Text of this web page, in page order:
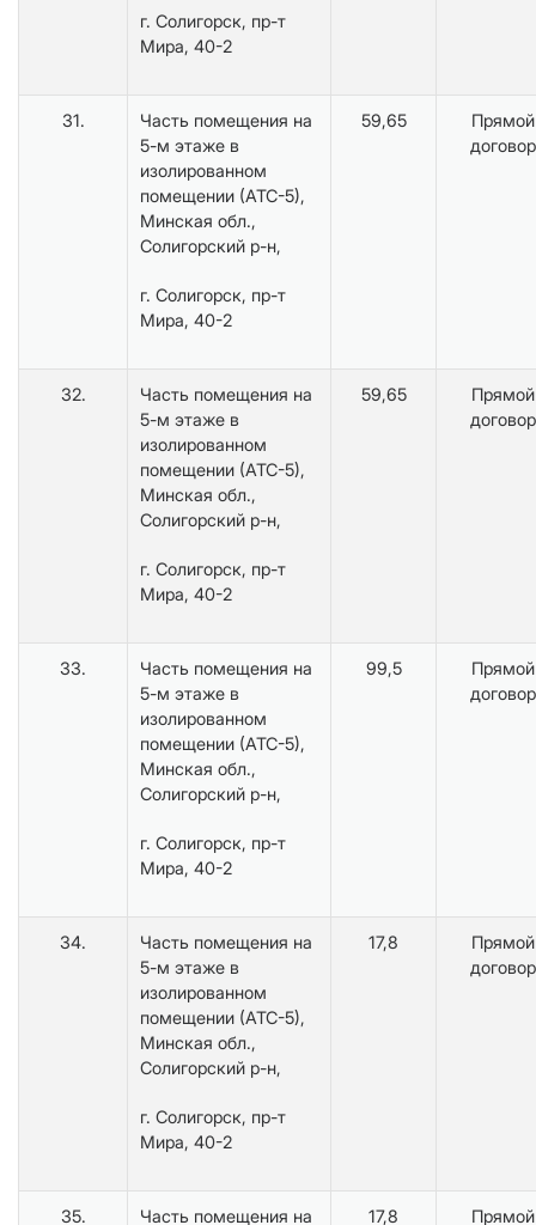
г. Солигорск, пр-т
Мира, 40-2
31.
Часть помещения на
5-м этаже в
изолированном
помещении (АТС-5),
Минская обл.,
Солигорский р-н,
г. Солигорск, пр-т
Мира, 40-2
59,65
Прямой
договор
32.
Часть помещения на
5-м этаже в
изолированном
помещении (АТС-5),
Минская обл.,
Солигорский р-н,
г. Солигорск, пр-т
Мира, 40-2
59,65
Прямой
договор
33.
Часть помещения на
5-м этаже в
изолированном
помещении (АТС-5),
Минская обл.,
Солигорский р-н,
г. Солигорск, пр-т
Мира, 40-2
99,5
Прямой
договор
34.
Часть помещения на
5-м этаже в
изолированном
помещении (АТС-5),
Минская обл.,
Солигорский р-н,
г. Солигорск, пр-т
Мира, 40-2
17,8
Прямой
договор
35. Часть помещения на 17,8 Прямой